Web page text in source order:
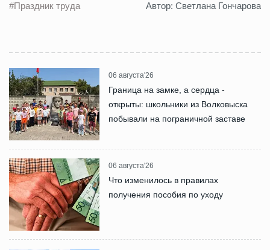
#Праздник труда Автор: Светлана Гончарова
06 августа'26
Граница на замке, а сердца -
открыты: школьники из Волковыска
побывали на пограничной заставе
06 августа'26
Что изменилось в правилах
получения пособия по уходу